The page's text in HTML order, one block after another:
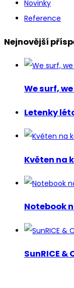
Novinky
Reference
Nejnovější
We surf,
Letenky
Květen na
Notebook
SunRICE &